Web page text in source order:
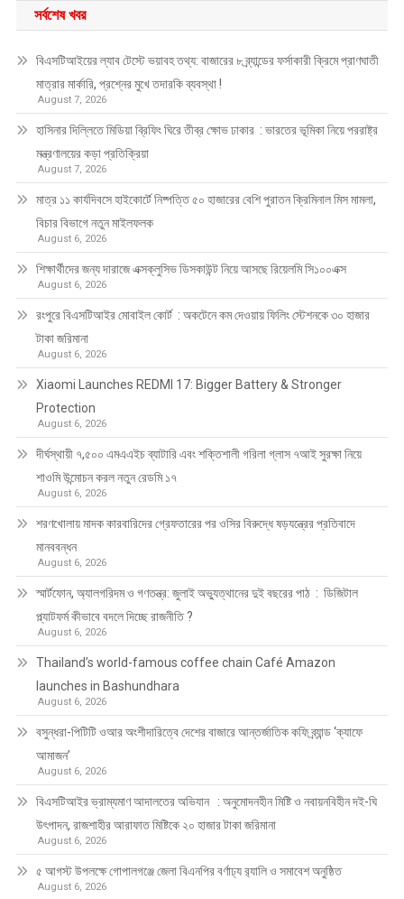
সর্বশেষ খবর
বিএসটিআইয়ের ল্যাব টেস্টে ভয়াবহ তথ্য: বাজারের ৮ ব্র্যান্ডের ফর্সাকারী ক্রিমে প্রাণঘাতী
মাত্রার মার্কারি, প্রশ্নের মুখে তদারকি ব্যবস্থা !
August 7, 2026
হাসিনার দিল্লিতে মিডিয়া ব্রিফিং ঘিরে তীব্র ক্ষোভ ঢাকার : ভারতের ভূমিকা নিয়ে পররাষ্ট্র
মন্ত্রণালয়ের কড়া প্রতিক্রিয়া
August 7, 2026
মাত্র ১১ কার্যদিবসে হাইকোর্টে নিষ্পত্তি ৫০ হাজারের বেশি পুরাতন ক্রিমিনাল মিস মামলা,
বিচার বিভাগে নতুন মাইলফলক
August 6, 2026
শিক্ষার্থীদের জন্য দারাজে এক্সক্লুসিভ ডিসকাউন্ট নিয়ে আসছে রিয়েলমি সি১০০এক্স
August 6, 2026
রংপুরে বিএসটিআইর মোবাইল কোর্ট : অকটেনে কম দেওয়ায় ফিলিং স্টেশনকে ৩০ হাজার
টাকা জরিমানা
August 6, 2026
Xiaomi Launches REDMI 17: Bigger Battery & Stronger
Protection
August 6, 2026
দীর্ঘস্থায়ী ৭,৫০০ এমএএইচ ব্যাটারি এবং শক্তিশালী গরিলা গ্লাস ৭আই সুরক্ষা নিয়ে
শাওমি উন্মোচন করল নতুন রেডমি ১৭
August 6, 2026
শরণখোলায় মাদক কারবারিদের গ্রেফতারের পর ওসির বিরুদ্ধে ষড়যন্ত্রের প্রতিবাদে
মানববন্ধন
August 6, 2026
স্মার্টফোন, অ্যালগরিদম ও গণতন্ত্র: জুলাই অভ্যুত্থানের দুই বছরের পাঠ : ডিজিটাল
প্ল্যাটফর্ম কীভাবে বদলে দিচ্ছে রাজনীতি ?
August 6, 2026
Thailand’s world-famous coffee chain Café Amazon
launches in Bashundhara
August 6, 2026
বসুন্ধরা-পিটিটি ওআর অংশীদারিত্বে দেশের বাজারে আন্তর্জাতিক কফি ব্র্যান্ড ‘ক্যাফে
আমাজন’
August 6, 2026
বিএসটিআইর ভ্রাম্যমাণ আদালতের অভিযান : অনুমোদনহীন মিষ্টি ও নবায়নবিহীন দই-ঘি
উৎপাদন, রাজশাহীর আরাফাত মিষ্টিকে ২০ হাজার টাকা জরিমানা
August 6, 2026
৫ আগস্ট উপলক্ষে গোপালগঞ্জে জেলা বিএনপির বর্ণাঢ্য র‍্যালি ও সমাবেশ অনুষ্ঠিত
August 6, 2026